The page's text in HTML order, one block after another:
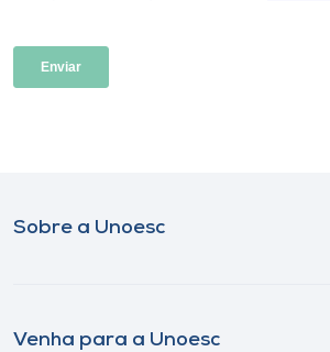
Sobre a Unoesc
Venha para a Unoesc